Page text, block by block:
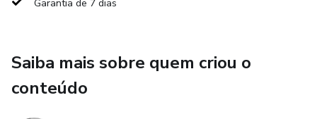
Garantia de 7 dias
Saiba mais sobre quem criou o
conteúdo